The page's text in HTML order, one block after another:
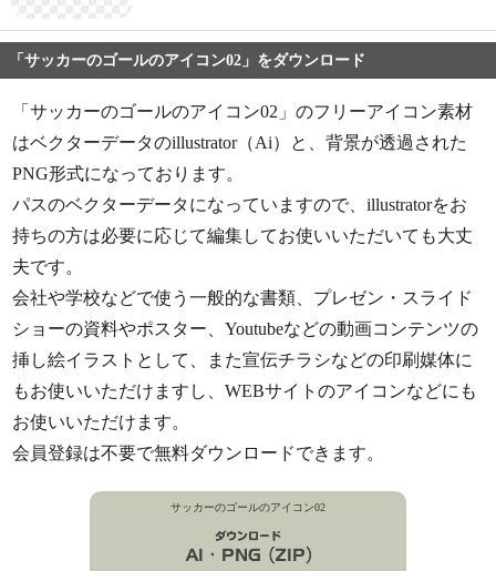
「サッカーのゴールのアイコン02」をダウンロード
「サッカーのゴールのアイコン02」のフリーアイコン素材
はベクターデータのillustrator（Ai）と、背景が透過された
PNG形式になっております。
パスのベクターデータになっていますので、illustratorをお
持ちの方は必要に応じて編集してお使いいただいても大丈
夫です。
会社や学校などで使う一般的な書類、プレゼン・スライド
ショーの資料やポスター、Youtubeなどの動画コンテンツの
挿し絵イラストとして、また宣伝チラシなどの印刷媒体に
もお使いいただけますし、WEBサイトのアイコンなどにも
お使いいただけます。
会員登録は不要で無料ダウンロードできます。
サッカーのゴールのアイコン02